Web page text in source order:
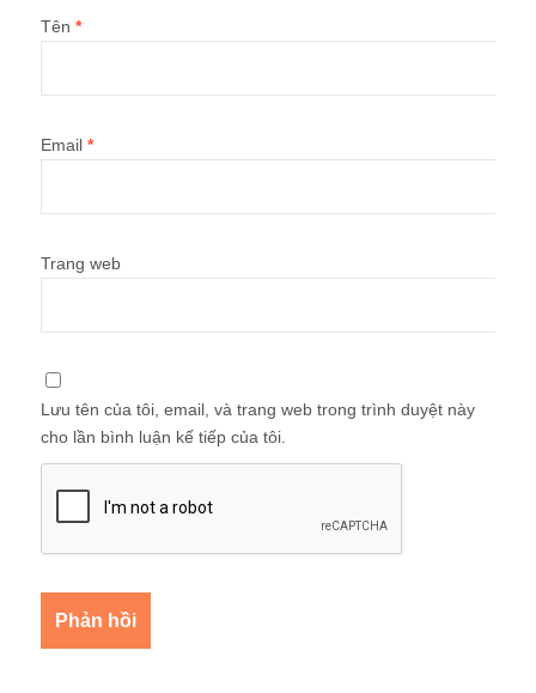
Tên *
Email *
Trang web
Lưu tên của tôi, email, và trang web trong trình duyệt này
cho lần bình luận kế tiếp của tôi.